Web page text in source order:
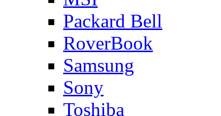
Packard Bell
RoverBook
Samsung
Sony
Toshiba